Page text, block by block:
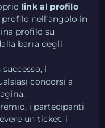
link al profilo
nell’angolo in
profilo su
barra degli
i
concorsi a
i partecipanti
un ticket, i